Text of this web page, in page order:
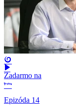
Zadarmo na
Epizóda 14